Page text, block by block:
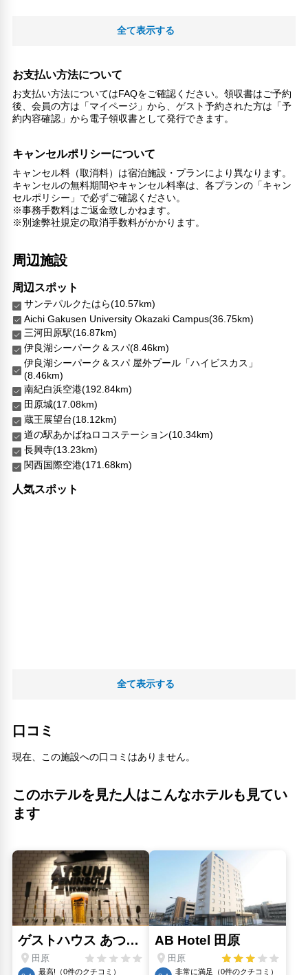
全て表示する
お支払い方法について
お支払い方法についてはFAQをご確認ください。領収書はご予約
後、会員の方は「マイページ」から、ゲスト予約された方は「予
約内容確認」から電子領収書として発行できます。
キャンセルポリシーについて
キャンセル料（取消料）は宿泊施設・プランにより異なります。
キャンセルの無料期間やキャンセル料率は、各プランの「キャン
セルポリシー」で必ずご確認ください。
※事務手数料はご返金致しかねます。
※別途弊社規定の取消手数料がかかります。
周辺施設
周辺スポット
サンテパルクたはら(10.57km)
Aichi Gakusen University Okazaki Campus(36.75km)
三河田原駅(16.87km)
伊良湖シーパーク＆スパ(8.46km)
伊良湖シーパーク＆スパ 屋外プール「ハイビスカス」
(8.46km)
南紀白浜空港(192.84km)
田原城(17.08km)
蔵王展望台(18.12km)
道の駅あかばねロコステーション(10.34km)
長興寺(13.23km)
関西国際空港(171.68km)
人気スポット
全て表示する
口コミ
現在、この施設への口コミはありません。
このホテルを見た人はこんなホテルも見てい
ます